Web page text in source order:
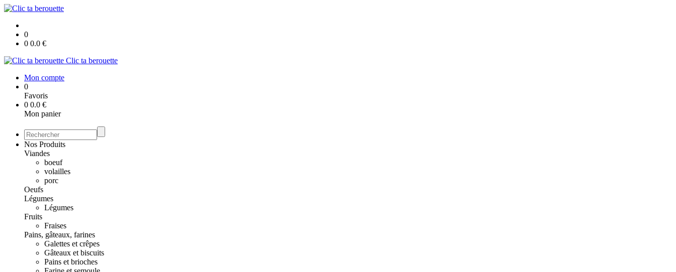
0
0 0.0 €
Clic ta berouette
Mon compte
0
Favoris
0 0.0 €
Mon panier
Nos Produits
Viandes
boeuf
volailles
porc
Oeufs
Légumes
Légumes
Fruits
Fraises
Pains, gâteaux, farines
Galettes et crêpes
Gâteaux et biscuits
Pains et brioches